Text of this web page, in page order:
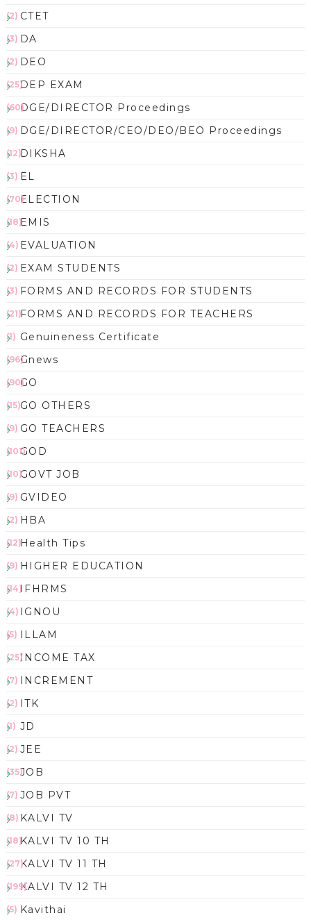
CTET
(2)
DA
(3)
DEO
(2)
DEP EXAM
(25)
DGE/DIRECTOR Proceedings
(60)
DGE/DIRECTOR/CEO/DEO/BEO Proceedings
(9)
DIKSHA
(12)
EL
(3)
ELECTION
(70)
EMIS
(18)
EVALUATION
(4)
EXAM STUDENTS
(2)
FORMS AND RECORDS FOR STUDENTS
(3)
FORMS AND RECORDS FOR TEACHERS
(21)
Genuineness Certificate
(1)
Gnews
(96)
GO
(90)
GO OTHERS
(15)
GO TEACHERS
(9)
GOD
(101)
GOVT JOB
(10)
GVIDEO
(9)
HBA
(2)
Health Tips
(12)
HIGHER EDUCATION
(9)
IFHRMS
(14)
IGNOU
(4)
ILLAM
(5)
INCOME TAX
(25)
INCREMENT
(7)
ITK
(2)
JD
(1)
JEE
(2)
JOB
(35)
JOB PVT
(7)
KALVI TV
(8)
KALVI TV 10 TH
(18)
KALVI TV 11 TH
(27)
KALVI TV 12 TH
(199)
Kavithai
(5)